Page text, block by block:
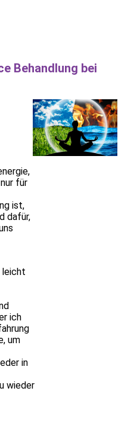
Behandlung bei
für
ist,
dafür,
und
leicht
ich
um
in
wieder